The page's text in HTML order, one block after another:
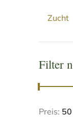
Zucht
Filter
Preis: